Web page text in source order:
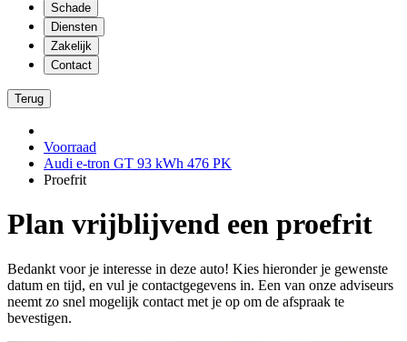
Schade
Diensten
Zakelijk
Contact
Terug
Voorraad
Audi e-tron GT 93 kWh 476 PK
Proefrit
Plan vrijblijvend een proefrit
Bedankt voor je interesse in deze auto! Kies hieronder je gewenste
datum en tijd, en vul je contactgegevens in. Een van onze adviseurs
neemt zo snel mogelijk contact met je op om de afspraak te
bevestigen.